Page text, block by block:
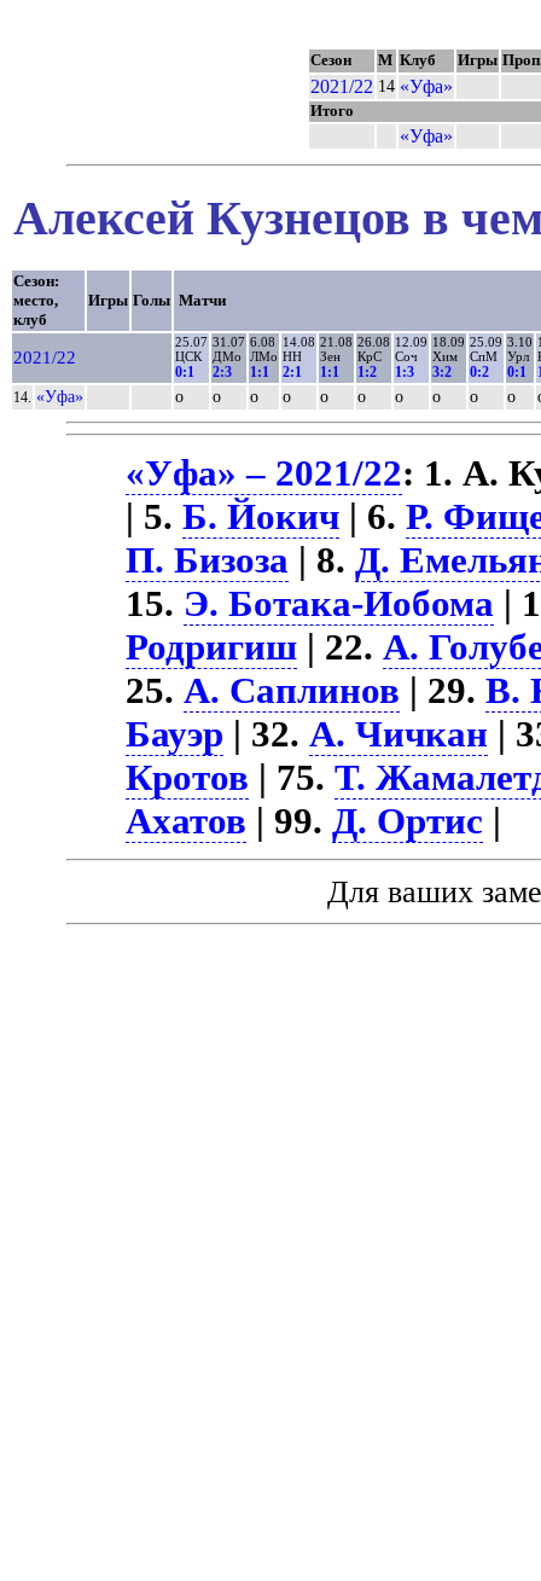
Сезон М Клуб Игры
2021/22 14 «Уфа»
Итого
«Уфа»
Алексей Кузнецов в
Сезон:
место,
клуб
Игры Голы Матчи
2021/22
25.07
ЦСК
0:1
31.07
ДМо
2:3
6.08
ЛМо
1:1
14.08
НН
2:1
21.08
Зен
1:1
26.08
КрС
1:2
12.09
Соч
1:3
18.09
Хим
3:2
25.09
СпМ
0:2
3.10
Урл
0:1
14. «Уфа» о о о о о о о о о о
«Уфа» – 2021/22: 1. А.
| 5.Б. Йокич | 6.Р.
П. Бизоза | 8.Д.
15. Э. Ботака-Иобома |
Родригиш | 22.А.
25.А. Саплинов | 29.В.
Бауэр | 32.А. Чичкан |
Кротов | 75.Т.
Ахатов | 99.Д. Ортис |
Для ваших